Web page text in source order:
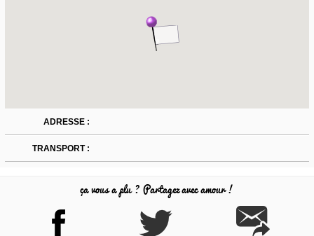
ADRESSE :
TRANSPORT :
ça vous a plu ? Partagez avec amour !